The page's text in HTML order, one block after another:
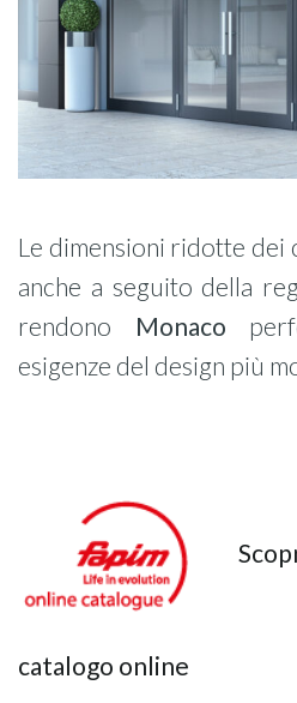
Le dimensioni ridotte dei
anche a seguito della
rendono Monaco
esigenze del design più
catalogo online